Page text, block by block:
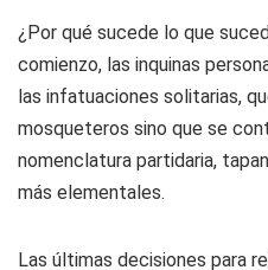
¿Por qué sucede lo que
comienzo, las inquinas
las infatuaciones solitarias,
mosqueteros sino que se
nomenclatura partidaria,
más elementales.
Las últimas decisiones para